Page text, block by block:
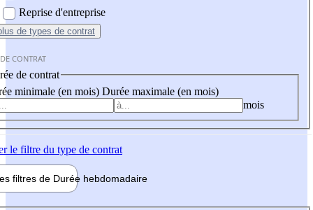
Reprise d'entreprise
de types de contrat
CONTRAT
de contrat
minimale (en mois) Durée maximale (en mois)
mois
le filtre du type de contrat
filtres de Durée hebdomadaire